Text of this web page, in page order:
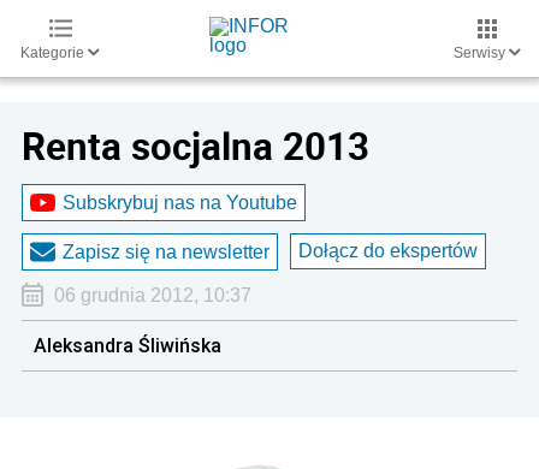
Kategorie Serwisy
Renta socjalna 2013
Subskrybuj nas na Youtube
Zapisz się na newsletter Dołącz do ekspertów
06 grudnia 2012, 10:37
Aleksandra Śliwińska